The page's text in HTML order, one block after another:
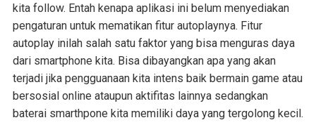
kita follow. Entah kenapa aplikasi ini belum menyediakan
pengaturan untuk mematikan fitur autoplaynya. Fitur
autoplay inilah salah satu faktor yang bisa menguras daya
dari smartphone kita. Bisa dibayangkan apa yang akan
terjadi jika pengguanaan kita intens baik bermain game atau
bersosial online ataupun aktifitas lainnya sedangkan
baterai smarthpone kita memiliki daya yang tergolong kecil.